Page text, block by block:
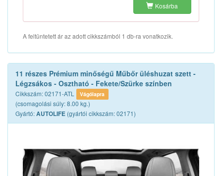
Kosárba
A feltüntetett ár az adott cikkszámból 1 db-ra vonatkozik.
11 részes Prémium minőségű Műbőr üléshuzat szett -
Légzsákos - Osztható - Fekete/Szürke színben
Cikkszám: 02171-ATL Vágólapra
(csomagolási súly: 8.00 kg.)
Gyártó:AUTOLIFE (gyártói cikkszám: 02171)